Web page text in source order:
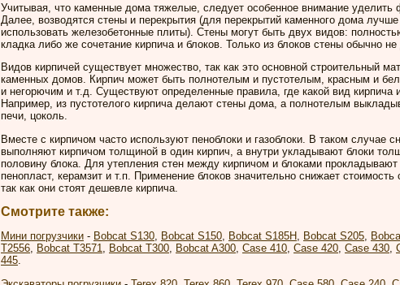
Учитывая, что каменные дома тяжелые, следует особенное внимание уделить
Далее, возводятся стены и перекрытия (для перекрытий каменного дома лучше
использовать железобетонные плиты). Стены могут быть двух видов:
кладка либо же сочетание кирпича и блоков. Только из блоков стены обычно не
Видов кирпичей существует множество, так как это основной строительный
каменных домов. Кирпич может быть полнотелым и пустотелым, красным и
и негорючим и т.д. Существуют определенные правила, где какой вид кирпича
Например, из пустотелого кирпича делают стены дома, а полнотелым
печи, цоколь.
Вместе с кирпичом часто используют пеноблоки и газоблоки. В таком случае
выполняют кирпичом толщиной в один кирпич, а внутри укладывают блоки
половину блока. Для утепления стен между кирпичом и блоками прокладывают
пенопласт, керамзит и т.п. Применение блоков значительно снижает стоимость
так как они стоят дешевле кирпича.
Смотрите также:
Мини погрузчики - Bobcat S130, Bobcat S150, Bobcat S185H, Bobcat S205,
T2556, Bobcat T3571, Bobcat T300, Bobcat A300, Case 410, Case 420, Case 430,
445.